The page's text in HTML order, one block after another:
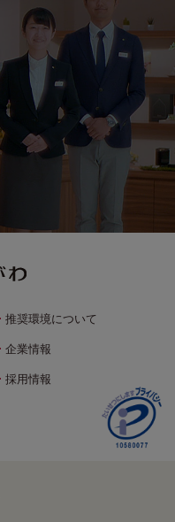
推奨環境について
企業情報
採用情報